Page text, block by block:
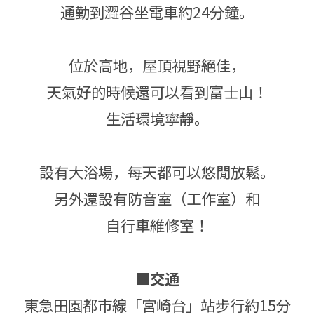
通勤到澀谷坐電車約24分鐘。
位於高地，屋頂視野絕佳，
天氣好的時候還可以看到富士山！
生活環境寧靜。
設有大浴場，每天都可以悠閒放鬆。
另外還設有防音室（工作室）和
自行車維修室！
■交通
東急田園都市線「宮崎台」站步行約15分